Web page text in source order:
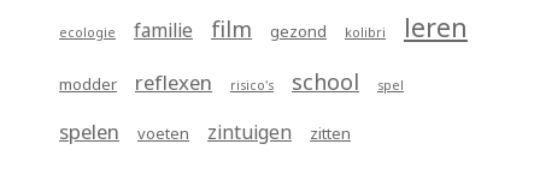
ecologie familie film gezond kolibri leren
modder reflexen risico's school spel
spelen voeten zintuigen zitten